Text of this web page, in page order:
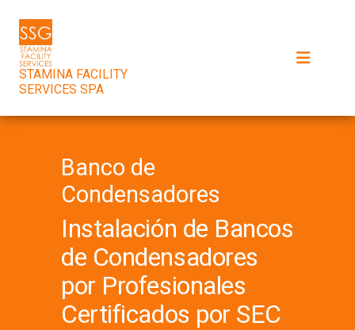
STAMINA FACILITY
SERVICES SPA
Banco de
Condensadores
Instalación de Bancos
de Condensadores
por Profesionales
Certificados por SEC